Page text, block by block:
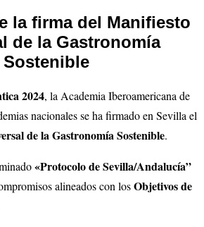
la firma del Manifiesto
de la Gastronomía
Sostenible
2024, la Academia Iberoamericana de
nacionales se ha firmado en Sevilla el
de la Gastronomía Sostenible.
«Protocolo de Sevilla/Andalucía”
alineados con losObjetivos de